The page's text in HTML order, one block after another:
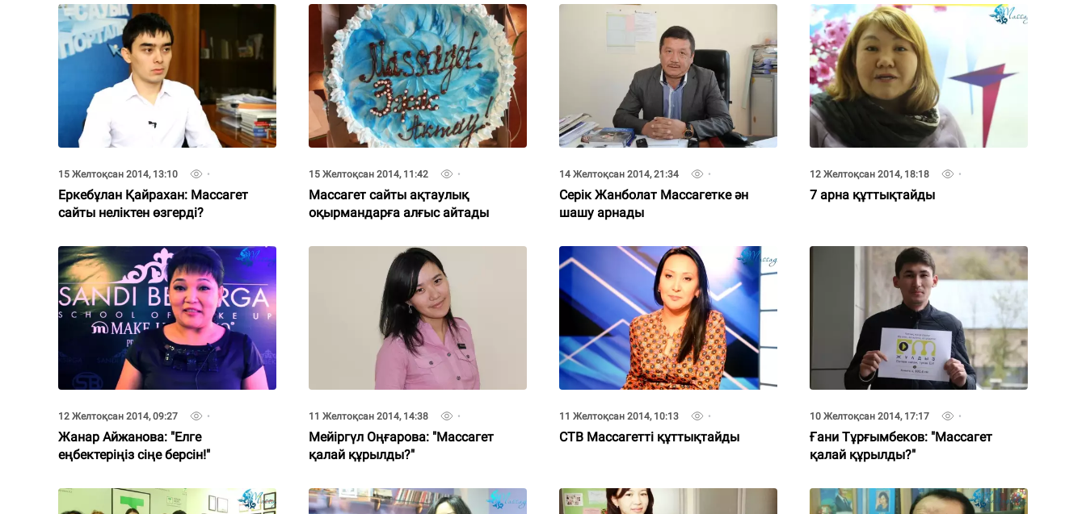
15 Желтоқсан 2014, 13:10
Еркебұлан Қайрахан: Массагет
сайты неліктен өзгерді?
15 Желтоқсан 2014, 11:42
Массагет сайты ақтаулық
оқырмандарға алғыс айтады
14 Желтоқсан 2014, 21:34
Серік Жанболат Массагетке ән
шашу арнады
12 Желтоқсан 2014, 18:18
7 арна құттықтайды
12 Желтоқсан 2014, 09:27
Жанар Айжанова: "Елге
еңбектеріңіз сіңе берсін!"
11 Желтоқсан 2014, 14:38
Мейіргүл Оңғарова: "Массагет
қалай құрылды?"
11 Желтоқсан 2014, 10:13
СТВ Массагетті құттықтайды
10 Желтоқсан 2014, 17:17
Ғани Тұрғымбеков: "Массагет
қалай құрылды?"